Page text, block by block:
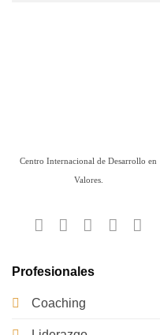
Centro Internacional de Desarrollo en
Valores.
Profesionales
Coaching